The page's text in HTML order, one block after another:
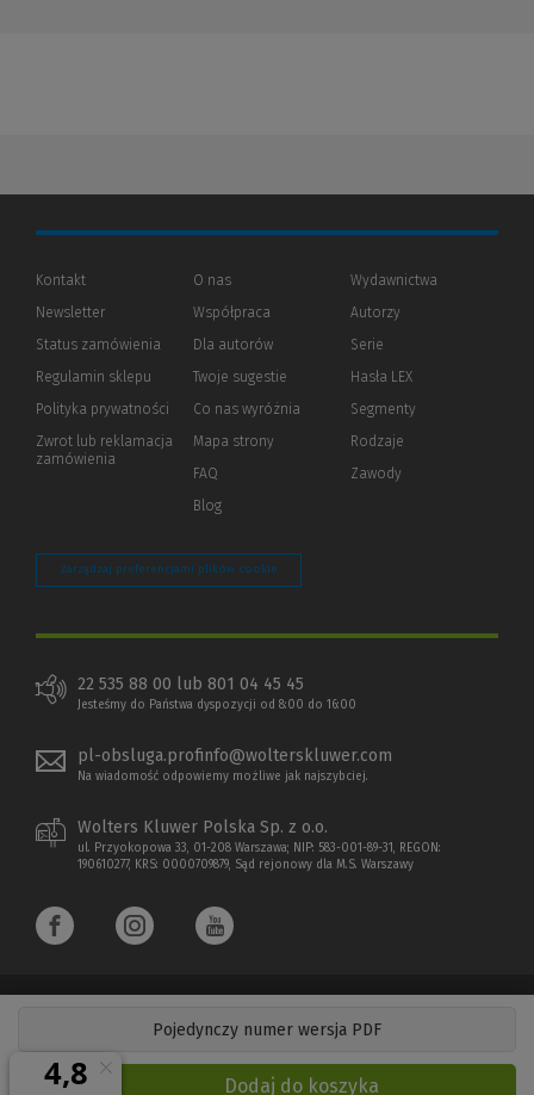
Pojedynczy numer wersja PDF
Dodaj do koszyka
Kontakt
Newsletter
Status zamówienia
Regulamin sklepu
Polityka prywatności (Nowe
(Link
innej
Zwrot lub reklamacja
zamówienia
O nas
Współpraca
Dla autorów(Nowe
(Link
innej
Twoje sugestie
Co nas wyróżnia
Mapa strony
FAQ
Blog
Wydawnictwa
Autorzy
Serie
Hasła LEX
Segmenty
Rodzaje
Zawody
Zarządzaj preferencjami plików cookie
22 535 88 00 lub 801 04 45 45
Jesteśmy do Państwa dyspozycji od 8:00 do 16:00
pl-obsluga.profinfo@wolterskluwer.com
Na wiadomość odpowiemy możliwe jak najszybciej.
Wolters Kluwer Polska Sp. z o.o.
ul. Przyokopowa 33, 01-208 Warszawa; NIP: 583-001-89-31, REGON:
190610277, KRS: 0000709879, Sąd rejonowy dla M.S. Warszawy
Copyright 1997 - 2026 Wolters Kluwer Polska Sp. z o.o.